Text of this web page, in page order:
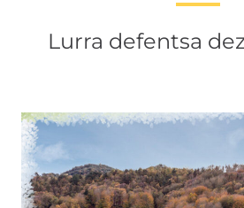
Lurra defentsa